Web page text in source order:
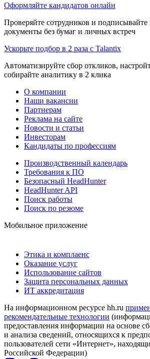
Оформляйте кандидатов онлайн
Проверяйте сотрудников и подписывайте
документы без бумаг и личных встреч
Ускорьте подбор в 2 раза с Talantix
Автоматизируйте сбор откликов,
собирайте аналитику в 2 клика
О компании
Наши вакансии
Партнерам
Реклама на сайте
Новости и статьи
Инвесторам
Кандидаты по профессиям
Производственный календарь
Требования к ПО
Безопасный HeadHunter
HeadHunter API
Поиск работы
Поиск по резюме
Мобильное приложение
Этика и комплаенс
Оказание услуг
Использование сайтов
Защита персональных данных
ИТ аккредитация
На информационном ресурсе hh.ru
рекомендательные технологии
предоставления информации на основе
и анализа сведений, относящихся к
пользователей сети «Интернет»,
Российской Федерации)